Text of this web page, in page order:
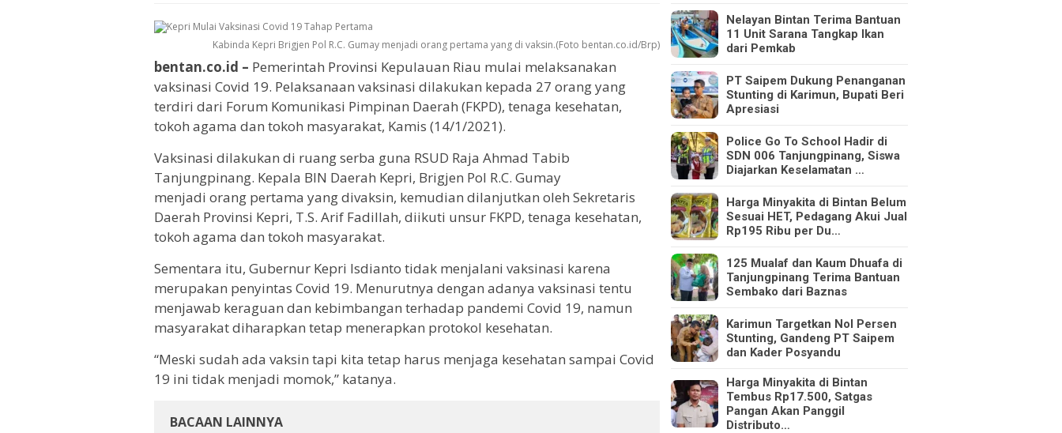
Kabinda Kepri Brigjen Pol R.C. Gumay menjadi orang pertama yang di vaksin.(Foto bentan.co.id/Brp)
bentan.co.id – Pemerintah Provinsi Kepulauan Riau mulai melaksanakan
vaksinasi Covid 19. Pelaksanaan vaksinasi dilakukan kepada 27 orang yang
terdiri dari Forum Komunikasi Pimpinan Daerah (FKPD), tenaga kesehatan,
tokoh agama dan tokoh masyarakat, Kamis (14/1/2021).
Vaksinasi dilakukan di ruang serba guna RSUD Raja Ahmad Tabib
Tanjungpinang. Kepala BIN Daerah Kepri, Brigjen Pol R.C. Gumay
menjadi orang pertama yang divaksin, kemudian dilanjutkan oleh Sekretaris
Daerah Provinsi Kepri, T.S. Arif Fadillah, diikuti unsur FKPD, tenaga kesehatan,
tokoh agama dan tokoh masyarakat.
Sementara itu, Gubernur Kepri Isdianto tidak menjalani vaksinasi karena
merupakan penyintas Covid 19. Menurutnya dengan adanya vaksinasi tentu
menjawab keraguan dan kebimbangan terhadap pandemi Covid 19, namun
masyarakat diharapkan tetap menerapkan protokol kesehatan.
“Meski sudah ada vaksin tapi kita tetap harus menjaga kesehatan sampai Covid
19 ini tidak menjadi momok,” katanya.
BACAAN LAINNYA
Nelayan Bintan Terima Bantuan
11 Unit Sarana Tangkap Ikan
dari Pemkab
PT Saipem Dukung Penanganan
Stunting di Karimun, Bupati Beri
Apresiasi
Police Go To School Hadir di
SDN 006 Tanjungpinang, Siswa
Diajarkan Keselamatan …
Harga Minyakita di Bintan Belum
Sesuai HET, Pedagang Akui Jual
Rp195 Ribu per Du…
125 Mualaf dan Kaum Dhuafa di
Tanjungpinang Terima Bantuan
Sembako dari Baznas
Karimun Targetkan Nol Persen
Stunting, Gandeng PT Saipem
dan Kader Posyandu
Harga Minyakita di Bintan
Tembus Rp17.500, Satgas
Pangan Akan Panggil
Distributo…